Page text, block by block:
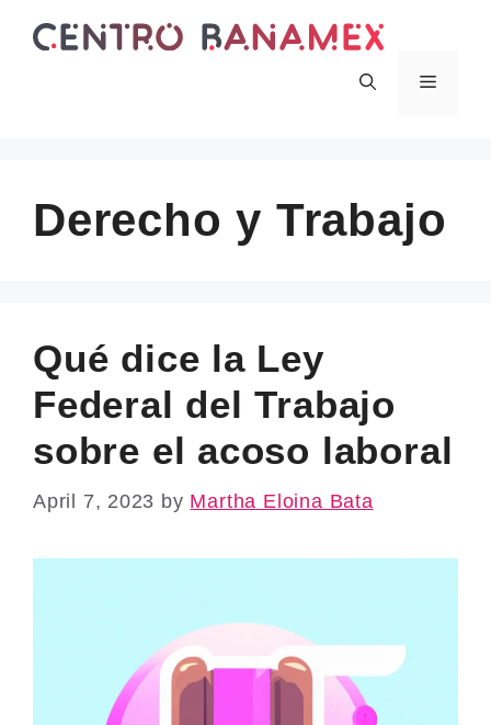
Menu
Derecho y Trabajo
Qué dice la Ley
Federal del Trabajo
sobre el acoso laboral
April 7, 2023 by Martha Eloina Bata